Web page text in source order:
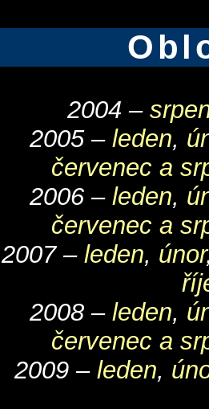
2004 –
2005 – leden,
červenec a
2006 – leden,
červenec a
2007 – leden, únor
2008 – leden,
červenec a
2009 – leden,